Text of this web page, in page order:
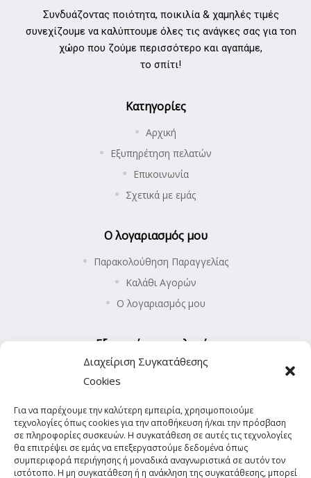
Διαχείριση Συγκατάθεσης
Cookies
Για να παρέχουμε την καλύτερη εμπειρία, χρησιμοποιούμε
τεχνολογίες όπως cookies για την αποθήκευση ή/και την πρόσβαση
σε πληροφορίες συσκευών. Η συγκατάθεση σε αυτές τις τεχνολογίες
θα επιτρέψει σε εμάς να επεξεργαστούμε δεδομένα όπως
συμπεριφορά περιήγησης ή μοναδικά αναγνωριστικά σε αυτόν τον
ιστότοπο. Η μη συγκατάθεση ή η ανάκληση της συγκατάθεσης, μπορεί
Συνδυάζοντας ποιότητα, ποικιλία & χαμηλές τιμές
συνεχίζουμε να καλύπτουμε όλες τις ανάγκες σας για τοn
χώρο που ζούμε περισσότερο και αγαπάμε,
το σπίτι!
Κατηγορίες
Αρχική
Εξυπηρέτηση πελατών
Επικοινωνία
Σχετικά με εμάς
Ο λογαριασμός μου
Παρακολούθηση Παραγγελίας
Καλάθι Αγορών
Ο λογαριασμός μου
Εξυπηρέτηση πελατών
Επιστροφές προϊόντων
Πολιτική Απορρήτου
Πολιτική Cookies (ΕΕ)